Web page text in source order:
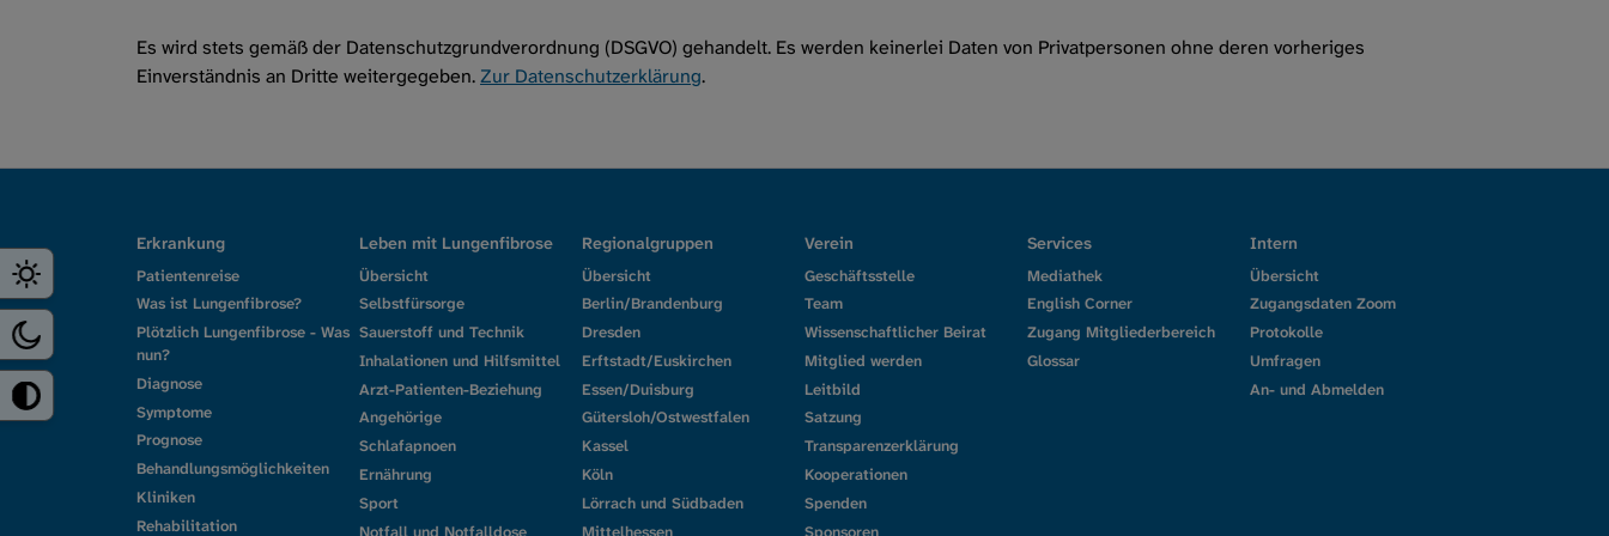
Es wird stets gemäß der Datenschutzgrundverordnung (DSGVO) gehandelt. Es werden keinerlei Daten von Privatpersonen ohne deren vorheriges
Einverständnis an Dritte weitergegeben.Zur Datenschutzerklärung.
Erkrankung
Patientenreise
Was ist Lungenfibrose?
Plötzlich Lungenfibrose - Was
nun?
Diagnose
Symptome
Prognose
Behandlungsmöglichkeiten
Kliniken
Rehabilitation
Leben mit Lungenfibrose
Übersicht
Selbstfürsorge
Sauerstoff und Technik
Inhalationen und Hilfsmittel
Arzt-Patienten-Beziehung
Angehörige
Schlafapnoen
Ernährung
Sport
Notfall und Notfalldose
Regionalgruppen
Übersicht
Berlin/Brandenburg
Dresden
Erftstadt/Euskirchen
Essen/Duisburg
Gütersloh/Ostwestfalen
Kassel
Köln
Lörrach und Südbaden
Mittelhessen
Verein
Geschäftsstelle
Team
Wissenschaftlicher Beirat
Mitglied werden
Leitbild
Satzung
Transparenzerklärung
Kooperationen
Spenden
Sponsoren
Services
Mediathek
English Corner
Zugang Mitgliederbereich
Glossar
Intern
Übersicht
Zugangsdaten Zoom
Protokolle
Umfragen
An- und Abmelden